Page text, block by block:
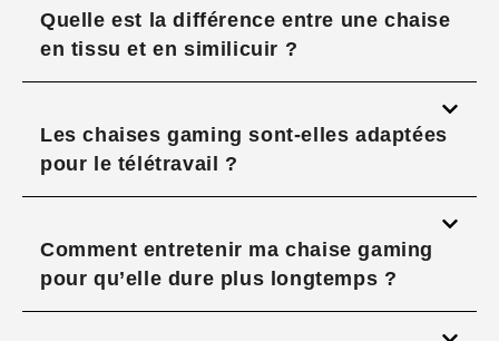
Quelle est la différence entre une chaise
en tissu et en similicuir ?
Les chaises gaming sont-elles adaptées
pour le télétravail ?
Comment entretenir ma chaise gaming
pour qu’elle dure plus longtemps ?